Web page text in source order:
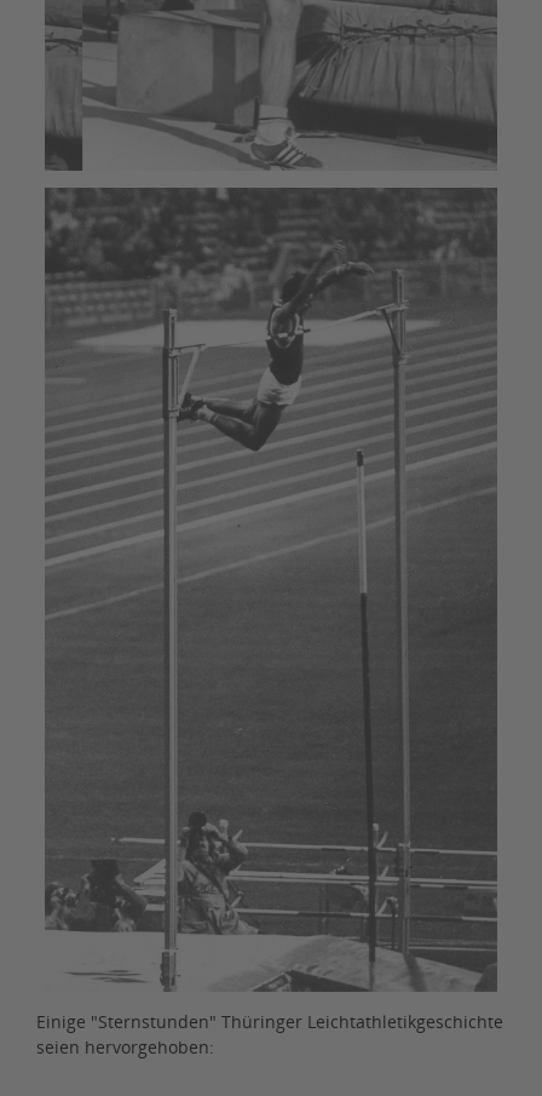
Einige "Sternstunden" Thüringer Leichtathletikgeschichte
seien hervorgehoben: